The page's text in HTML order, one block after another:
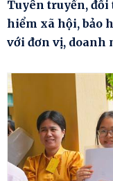
Tuyên truyền,
hiểm xã hội, bảo
với đơn vị, doanh